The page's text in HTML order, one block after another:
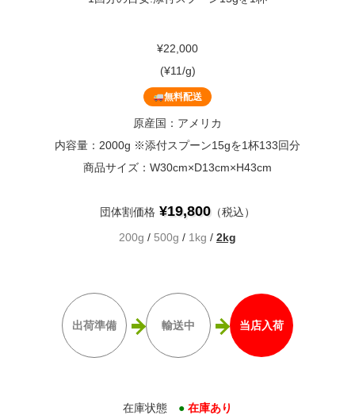
¥22,000
(¥11/g)
無料配送
原産国：アメリカ
内容量：2000g ※添付スプーン15gを1杯133回分
商品サイズ：W30cm×D13cm×H43cm
団体割価格 ¥19,800（税込）
200g / 500g / 1kg / 2kg
出荷準備 輸送中 当店入荷
在庫状態 ● 在庫あり